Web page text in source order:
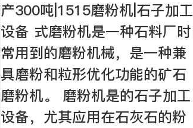
产300吨|1515磨粉机|石子加工
设备 式磨粉机是一种石料厂时
常用到的磨粉机械，是一种兼
具磨粉和粒形优化功能的矿石
磨粉机。 磨粉机是的石子加工
设备，尤其应用在石灰石的粉